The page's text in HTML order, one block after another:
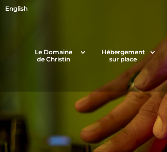
English
Le Domaine
de Christin
Hébergement
sur place